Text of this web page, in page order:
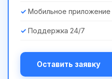
Мобильное приложение
Поддержка 24/7
Оставить заявку